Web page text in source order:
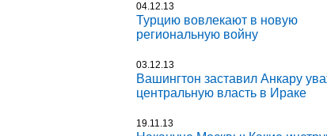
04.12.13
Турцию вовлекают в новую
региональную войну
03.12.13
Вашингтон заставил Анкару
центральную власть в Ираке
19.11.13